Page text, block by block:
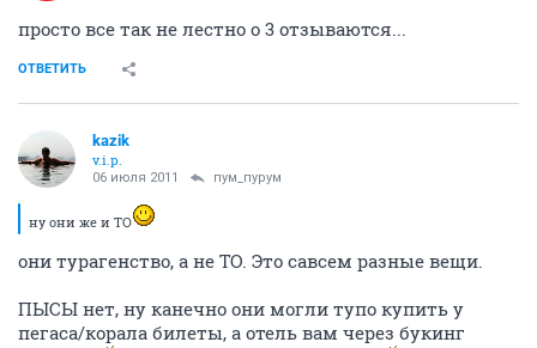
просто все так не лестно о 3 отзываются...
ОТВЕТИТЬ
kazik
v.i.p.
06 июля 2011 пум_пурум
ну они же и ТО
они турагенство, а не ТО. Это савсем разные вещи.
ПЫСЫ нет, ну канечно они могли тупо купить у
пегаса/корала билеты, а отель вам через букинг